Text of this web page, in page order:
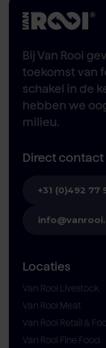
Bij Van Rooi
toekomst van
schakel in de
hebben we
milieu.
Direct contact
+31 (0)492 77
Locaties
Van Rooi Livestock
Van Rooi Meat
Van Rooi Retail &
Van Rooi Fine Food